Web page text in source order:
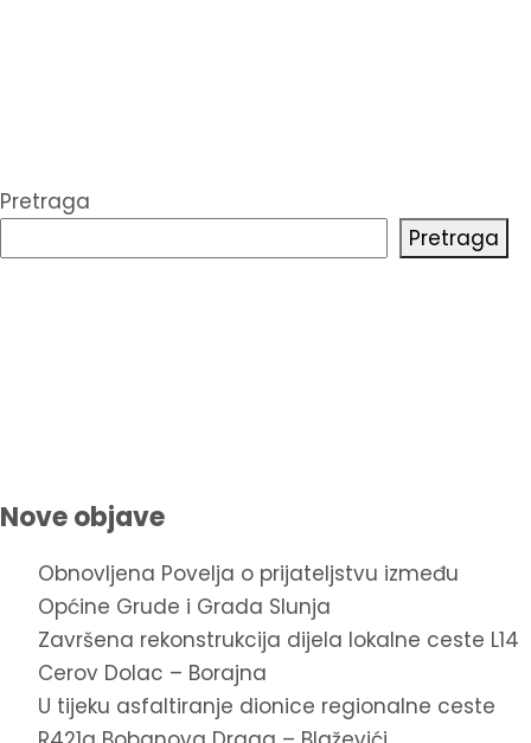
Pretraga
Pretraga
Nove objave
Obnovljena Povelja o prijateljstvu između
Općine Grude i Grada Slunja
Završena rekonstrukcija dijela lokalne ceste L14
Cerov Dolac – Borajna
U tijeku asfaltiranje dionice regionalne ceste